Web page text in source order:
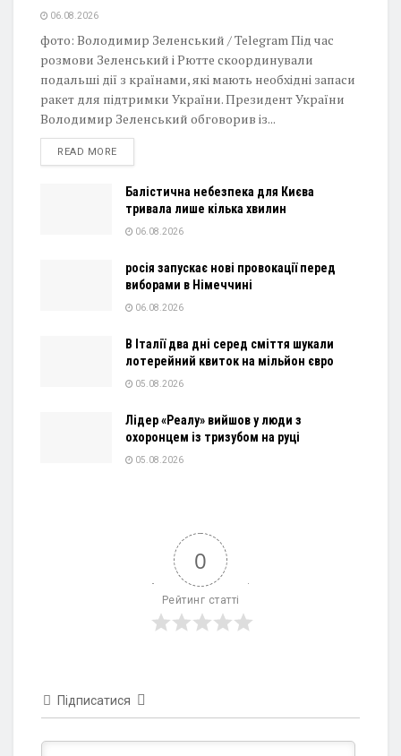
06.08.2026
фото: Володимир Зеленський / Telegram Під час
розмови Зеленський і Рютте скоординували
подальші дії з країнами, які мають необхідні запаси
ракет для підтримки України. Президент України
Володимир Зеленський обговорив із...
READ MOREDETAILS
Балістична небезпека для Києва
тривала лише кілька хвилин
06.08.2026
росія запускає нові провокації перед
виборами в Німеччині
06.08.2026
В Італії два дні серед сміття шукали
лотерейний квиток на мільйон євро
05.08.2026
Лідер «Реалу» вийшов у люди з
охоронцем із тризубом на руці
05.08.2026
0
Рейтинг статті
Підписатися